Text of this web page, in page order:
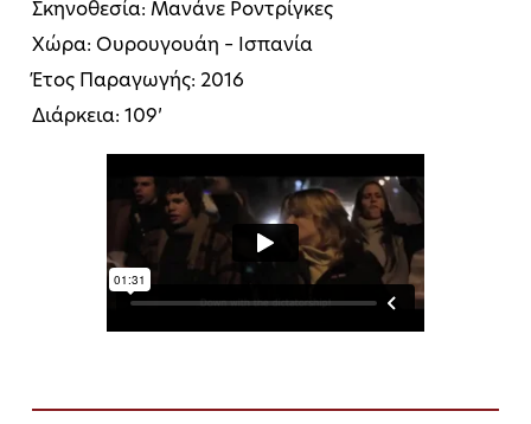
Σκηνοθεσία: Μανάνε Ροντρίγκες
Χώρα: Ουρουγουάη – Ισπανία
Έτος Παραγωγής: 2016
Διάρκεια: 109’